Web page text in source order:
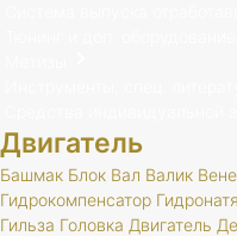
Двигатель
Башмак Блок Вал Валик
Гидрокомпенсатор
Гильза Головка Двигатель